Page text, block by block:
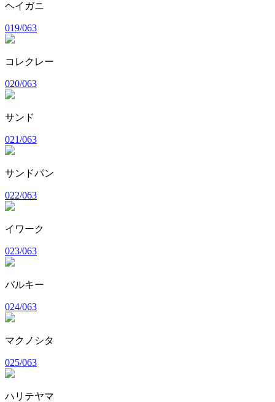
ヘイガニ
019/063
コレクレー
020/063
サンド
021/063
サンドパン
022/063
イワーク
023/063
バルキー
024/063
マクノシタ
025/063
ハリテヤマ